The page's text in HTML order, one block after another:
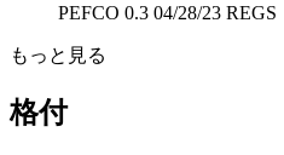
PEFCO 0.3 04/28/23 REGS
もっと見る
格付